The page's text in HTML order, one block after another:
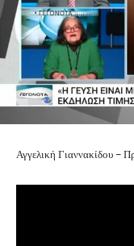
Αγγελική Γιαννακίδου –